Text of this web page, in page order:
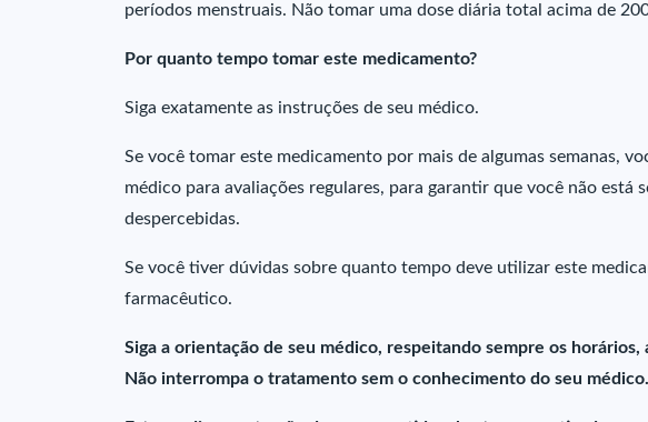
períodos menstruais. Não tomar uma dose diária total acima de
Por quanto tempo tomar este medicamento?
Siga exatamente as instruções de seu médico.
Se você tomar este medicamento por mais de algumas semanas,
médico para avaliações regulares, para garantir que você não está
despercebidas.
Se você tiver dúvidas sobre quanto tempo deve utilizar este
farmacêutico.
Siga a orientação de seu médico, respeitando sempre os
Não interrompa o tratamento sem o conhecimento do seu médico.